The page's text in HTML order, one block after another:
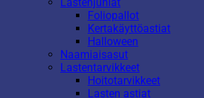
Foliopallot
Kertakäyttöastiat
Halloween
Naamiaisasut
Lastentarvikkeet
Hoitotarvikkeet
Lasten astiat